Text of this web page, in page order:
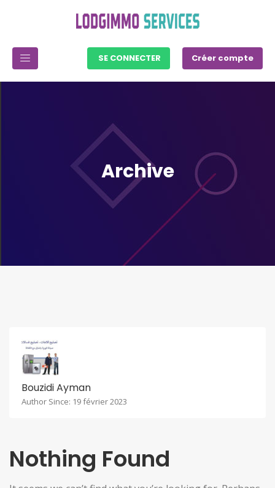
SE CONNECTER Créer compte
Archive
Bouzidi Ayman
Author Since: 19 février 2023
Nothing Found